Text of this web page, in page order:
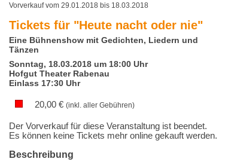
Vorverkauf vom 29.01.2018 bis 18.03.2018
Tickets für "Heute nacht oder nie"
Eine Bühnenshow mit Gedichten, Liedern und
Tänzen
Sonntag, 18.03.2018 um 18:00 Uhr
Hofgut Theater Rabenau
Einlass 17:30 Uhr
20,00 € (inkl. aller Gebühren)
Der Vorverkauf für diese Veranstaltung ist beendet.
Es können keine Tickets mehr online gekauft werden.
Beschreibung